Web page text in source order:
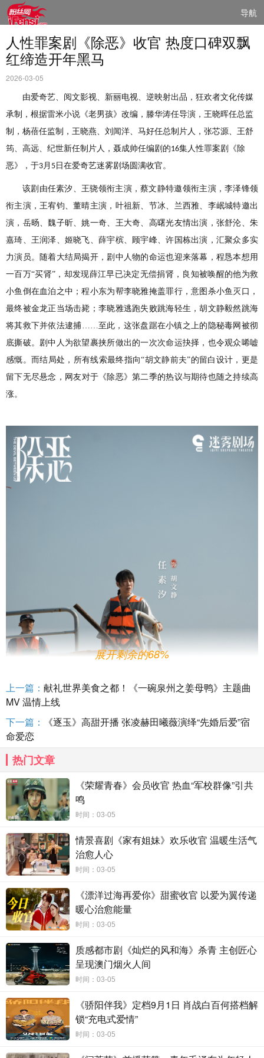
导航
人性罪案剧《除恶》收官 热度口碑双飘
红缔造开年黑马
2026-03-05
由爱奇艺、阅文影视、新丽电视、逆映射出品，狂欢者文化传媒
承制，根据雷米小说《老男孩》改编，滕华涛任导演，王晓晖任总监
制，杨蓓任监制，王晓燕、刘闻洋、马好任总制片人，张芯源、王舒
筠、高远、纪世新任制片人，聂成帅任编剧的16集人性罪案剧《除
恶》，于3月 5 日在爱奇艺迷雾剧场圆满收官。
该剧由任素汐、王骁领衔主演，蔡文静特邀领衔主演，李泽锋领
衔主演，王宥钧、董晴主演，叶祖新、节冰、兰西雅、李岷城特邀出
演，岳旸、魏子昕、姚一奇、王大奇、高曙光友情出演，张舒沦、朱
嘉琦、王润泽、姬晓飞、薛宇槟、顾宇峰、许国栋出演，汇聚众多实
力演员。
随着大结局揭开，剧中人物的命运也迎来落幕，程恳本想用
一百万“买肾”，却发现薛江早已决定无偿捐肾，良知被唤醒的他为救
小鱼倒在血泊之中；程小东为帮李晓雅掩盖罪行，意图杀小鱼灭口，
最终被金龙正当场击毙；李晓雅逃跑失败跳海轻生，胡文静毅然跳海
将其救下并依法逮捕……至此，这张盘踞在小镇之上的隐秘毒网被彻
底撕破。剧中人为欲望裹挟所做出的一次次命运抉择，也令观众唏嘘
感慨。而结局处，所有线索最终指向“胡文静前夫”的留白设计，更是
留下无尽悬念 ， 网友对于 《除恶》第二季的热议与期待也随之持续高
涨。
口碑登高峰逆袭开年黑马
《除恶》自开播以来，凭借精巧暗布的纪实风格、高能反转的戏
剧张力、多线交织的人性群像、正邪交织的缉毒视角赢得广大观众的
喜爱与好评。在播出期间，
奇艺站内总榜飙升榜、总榜期待榜、总榜热搜榜、总榜热播榜、电视
剧飙升榜等十大热榜TOP1，持续领跑
数TOP2、猫眼累计有效播放破
度榜TOP1等多个权威榜单，并在全网 平台引发广泛讨论 ，掀起
“全网猜
剧情锁凶除恶”的追剧热潮，充分印证了该剧广受市场与观众的认可与
喜爱，破圈影响力凸显。
口碑上，该剧不仅收获东营禁毒、 湖北禁毒、内江禁毒、广州
禁毒等公检法机构发文肯定，认可其剧作内核，还赢得数十家行业权
威媒体的高赞好评，评价该剧“以扎实的现实质感为底色，将类型叙事
与社会议题有机融合，在人物命运与案件推进的交织中构建起具有时
展开剩余的68%
上一篇： 献礼世界美食之都！《一碗泉州之姜母鸭》主题曲
MV 温情上线​ ​
下一篇：
《逐玉》高甜开播 张凌赫田曦薇演绎“先婚后爱”宿
命爱恋
热门文章
《荣耀青春》会员收官 热血“军校群像”引共
鸣
时间：03-05
情景喜剧《家有姐妹》欢乐收官 温暖生活气
治愈人心
时间：03-05
《漂洋过海再爱你》甜蜜收官 以爱为翼传递
暖心治愈能量
时间：03-05
质感都市剧《灿烂的风和海》杀青 主创匠心
呈现澳门烟火人间
时间：03-05
《骄阳伴我》定档9月1日 肖战白百何搭档解
锁“充电式爱情”
时间：03-05